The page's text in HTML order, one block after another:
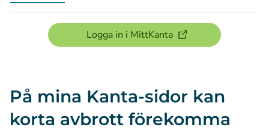
Logga in i MittKanta(öppnas i ett nytt
På mina Kanta-sidor kan
korta avbrott förekomma